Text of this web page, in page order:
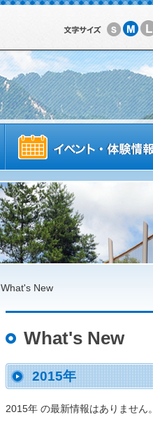
S M
What's New
What's New
2015年
2015年 の最新情報はありません。